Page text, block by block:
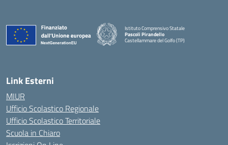
Istituto Comprensivo Statale
Pascoli Pirandello
Castellammare del Golfo (TP)
Link Esterni
MIUR
Ufficio Scolastico Regionale
Ufficio Scolastico Territoriale
Scuola in Chiaro